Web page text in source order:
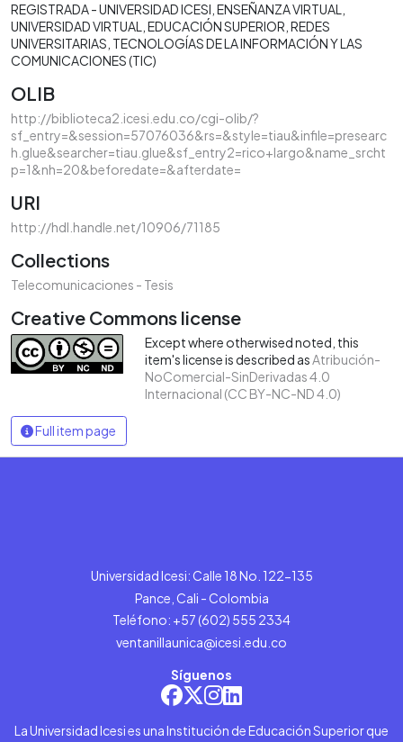
REGISTRADA - UNIVERSIDAD ICESI ENSEÑANZA VIRTUAL
UNIVERSIDAD VIRTUAL
EDUCACIÓN SUPERIOR REDES
UNIVERSITARIAS TECNOLOGÍAS DE LA INFORMACIÓN Y LAS
COMUNICACIONES (TIC)
OLIB
http://biblioteca2.icesi.edu.co/cgi-olib/?
sf_entry=&session=57076036&rs=&style=tiau&infile=presearc
h.glue&searcher=tiau.glue&sf_entry2=rico+largo&name_srcht
p=1&nh=20&beforedate=&afterdate=
URI
http://hdl.handle.net/10906/71185
Collections
Telecomunicaciones - Tesis
Creative Commons license
Except where otherwised noted, this
item's license is described asAtribución-
NoComercial-SinDerivadas 4.0
Internacional (CC BY-NC-ND 4.0)
Full item page
Universidad Icesi: Calle 18 No. 122-135
Pance, Cali - Colombia
Teléfono: +57 (602) 555 2334
ventanillaunica@icesi.edu.co
Síguenos
La Universidad Icesi es una Institución de Educación Superior que